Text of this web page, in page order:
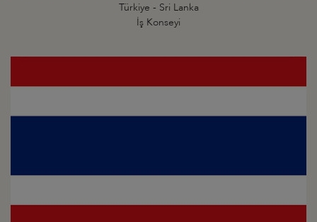
Türkiye - Sri Lanka
İş Konseyi